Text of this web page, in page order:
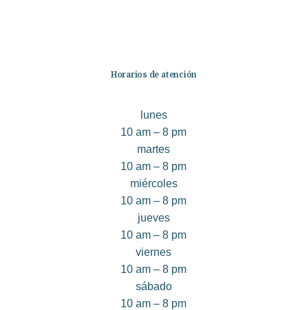
Horarios de atención
lunes
10 am – 8 pm
martes
10 am – 8 pm
miércoles
10 am – 8 pm
jueves
10 am – 8 pm
viernes
10 am – 8 pm
sábado
10 am – 8 pm